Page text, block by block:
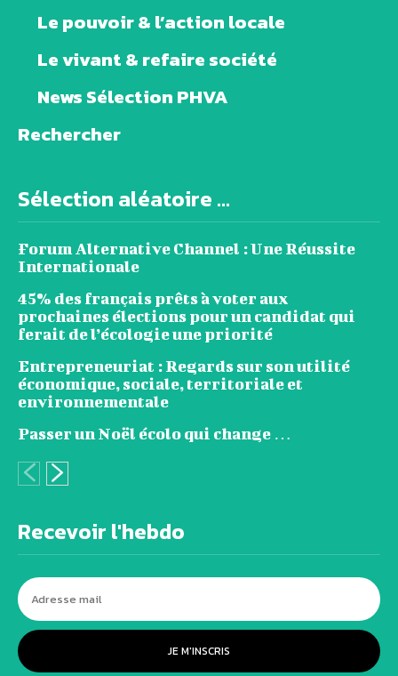
Le pouvoir & l’action locale
Le vivant & refaire société
News Sélection PHVA
Rechercher
Sélection aléatoire ...
Forum Alternative Channel : Une Réussite
Internationale
45% des français prêts à voter aux
prochaines élections pour un candidat qui
ferait de l’écologie une priorité
Entrepreneuriat : Regards sur son utilité
économique, sociale, territoriale et
environnementale
Passer un Noël écolo qui change …
Recevoir l'hebdo
JE M'INSCRIS